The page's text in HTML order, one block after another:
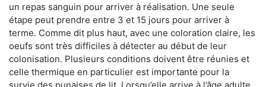
un repas sanguin pour arriver à réalisation. Une seule
étape peut prendre entre 3 et 15 jours pour arriver à
terme. Comme dit plus haut, avec une coloration claire, les
oeufs sont très difficiles à détecter au début de leur
colonisation. Plusieurs conditions doivent être réunies et
celle thermique en particulier est importante pour la